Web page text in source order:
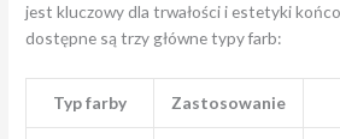
jest kluczowy dla trwałości i estetyki
dostępne są trzy główne typy farb:
Typ farby Zastosowanie